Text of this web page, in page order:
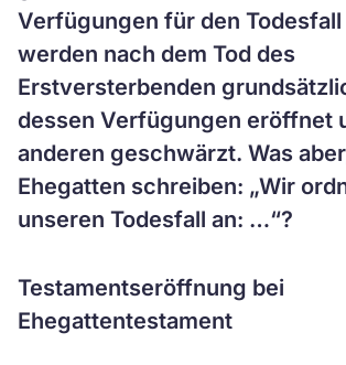
Verfügungen für den
werden nach dem Tod des
Erstversterbenden
dessen Verfügungen eröffnet
anderen geschwärzt. Was
Ehegatten schreiben: „Wir
unseren Todesfall an: …“?
Testamentseröffnung bei
Ehegattentestament